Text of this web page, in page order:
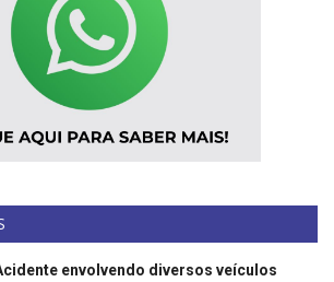
envolvendo diversos veículos